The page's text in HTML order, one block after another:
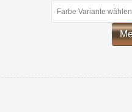
Farbe Variante wählen